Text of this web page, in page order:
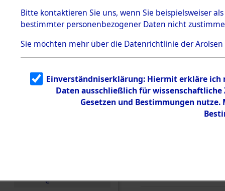
5.3.1 Alliierte
Erhebungen
zu
Todesmärsch
en
5.3.2
g
5.3.3
Todesmärsch
e
Bitte kontaktieren Sie uns, wenn Sie beispielsweiser
bestimmter personenbezogener Daten nicht
Sie möchten mehr über die Datenrichtlinie der Arolsen
Einverständniserklärung: Hiermit erkläre ich
Daten ausschließlich für
Gesetzen und Bestimmungen